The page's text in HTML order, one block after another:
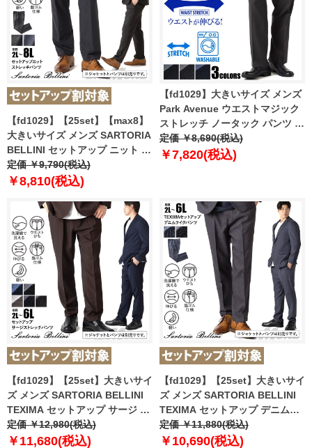
【fd1029】【25set】【max8】
大きいサイズ メンズ SARTORIA
BELLINI セットアップ ニット ス
トレッチ パンツ 軽量 ウォッシャ
ブル スマリラ azw2535-sp
定価 ￥9,790(税込)
￥8,810(税込)
【fd1029】大きいサイズ メンズ
Park Avenue ウエストマジック
ストレッチ ノータック パンツ ス
ラックス ウォッシャブル 120-
15802 【t2502】
定価 ￥8,690(税込)
￥7,820(税込)
【fd1029】【25set】大きいサイ
ズ メンズ SARTORIA BELLINI
TEXIMA セットアップ サージ ス
トレッチ パンツ 軽量 ウォッシャ
ブル スマリラ 52870b-pt
定価 ￥12,980(税込)
￥11,680(税込)
【fd1029】【25set】大きいサイ
ズ メンズ SARTORIA BELLINI
TEXIMA セットアップ デニムラ
イク ストレッチ パンツ 軽量 ウ
ォッシャブル スマリラ 52871b-
定価 ￥11,880(税込)
￥10,690(税込)